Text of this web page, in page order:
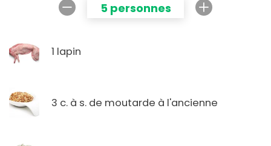
5 personnes
1 lapin
3 c. à s. de moutarde à l'ancienne